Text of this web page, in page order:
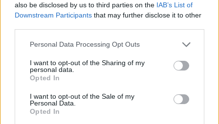
also be disclosed by us to third parties on the IAB’s List of
Downstream Participants that may further disclose it to other
Please note that this website/app uses one or more Google
not limited to your visit or usage behaviour. You may click to
grant or deny consent to Google and its third-party tags to
use your data for below specified purposes in below Google
consent section.
Personal Data Processing Opt Outs
I want to opt-out of the Sharing of my
personal data.
Opted In
I want to opt-out of the Sale of my
Personal Data.
Opted In
El Brent cae un 8.3% y arrastra a las materias primas